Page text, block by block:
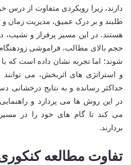
دارند، زیرا رویکردی متفاوت از
طلبند و بر درک عمیق، مدیریت زمان
هستند. در این مسیر پرفراز و نشیب،
حجم بالای مطالب، فراموشی
شوند؛ اما تجربه نشان داده است که
و استراتژی های اثربخش، می توانند
حداکثر رسانده و به نتایج درخشانی
در این روش ها می پردازد و
می کند تا گام های خود را در مسیر
بردارند.
تفاوت مطالعه